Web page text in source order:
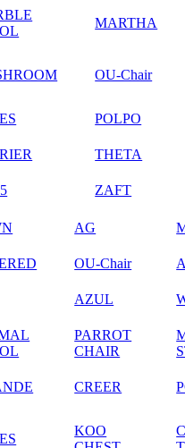
MARTHA
OU-Chair
POLPO
THETA
ZAFT
AG
OU-Chair
AZUL
PARROT
CHAIR
CREER
KOO